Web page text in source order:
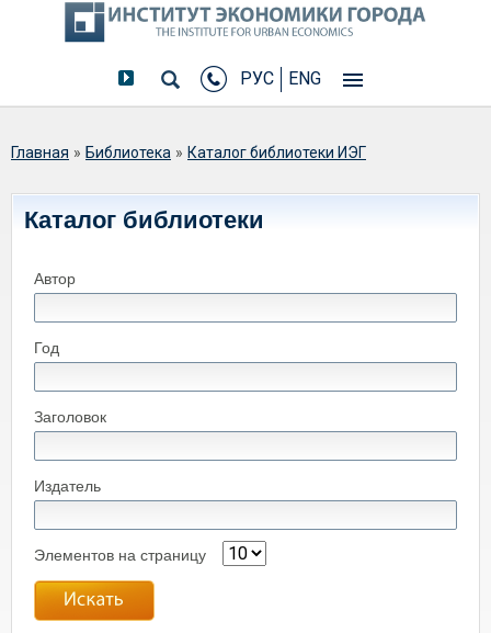
РУС ENG
Вы здесь
Главная » Библиотека » Каталог библиотеки ИЭГ
Каталог библиотеки
Автор
Год
Заголовок
Издатель
Элементов на страницу